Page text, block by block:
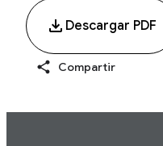
Descargar PDF
Compartir